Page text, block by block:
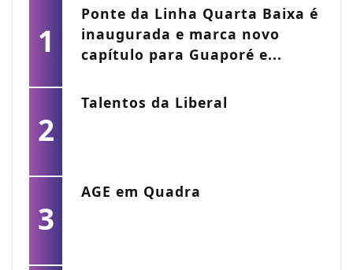
1
Ponte da Linha Quarta Baixa é
inaugurada e marca novo
capítulo para Guaporé e...
2
Talentos da Liberal
3
AGE em Quadra